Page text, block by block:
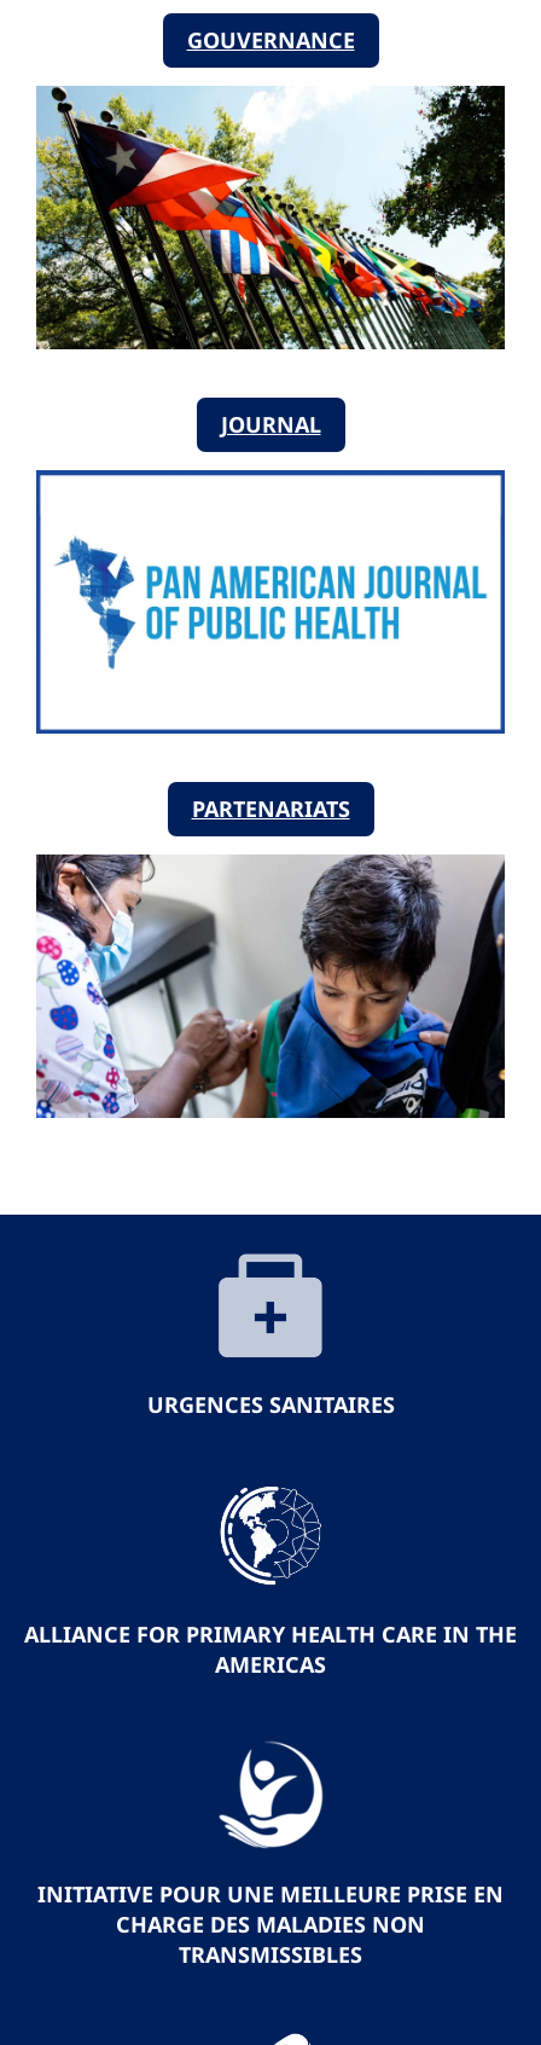
GOUVERNANCE
JOURNAL
PARTENARIATS
URGENCES SANITAIRES
ALLIANCE FOR PRIMARY HEALTH CARE IN THE
AMERICAS
INITIATIVE POUR UNE MEILLEURE PRISE EN
CHARGE DES MALADIES NON
TRANSMISSIBLES